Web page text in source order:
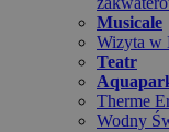
Musicale
Wizyta w
Teatr
Therme
Wodny